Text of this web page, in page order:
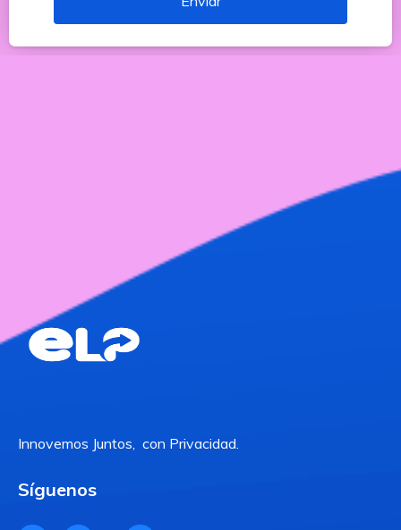
Innovemos Juntos, con Privacidad.
Síguenos